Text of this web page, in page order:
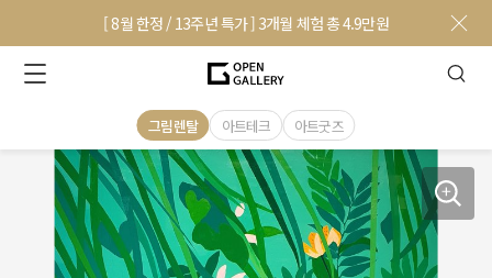
[ 8월 한정 / 13주년 특가 ] 3개월 체험 총 4.9만원
그림렌탈 아트테크 아트굿즈